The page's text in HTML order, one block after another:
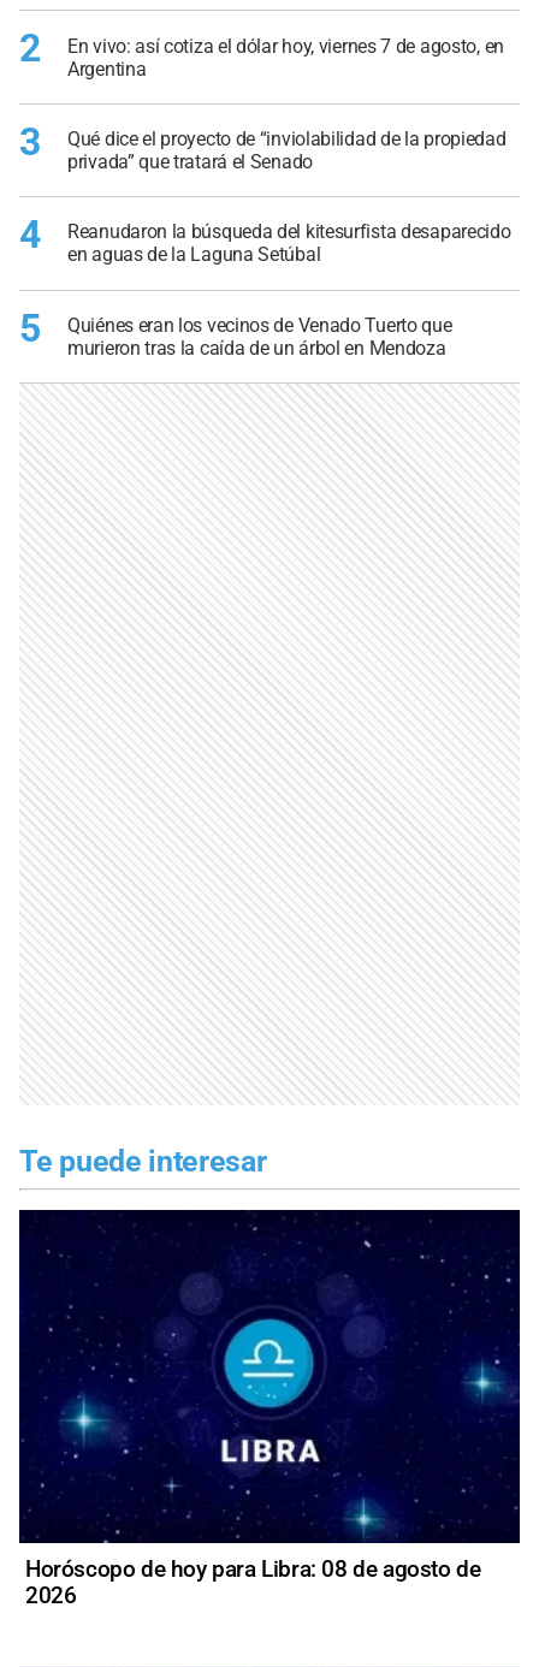
2
En vivo: así cotiza el dólar hoy, viernes 7 de agosto, en
Argentina
3
Qué dice el proyecto de “inviolabilidad de la propiedad
privada” que tratará el Senado
4
Reanudaron la búsqueda del kitesurfista desaparecido
en aguas de la Laguna Setúbal
5
Quiénes eran los vecinos de Venado Tuerto que
murieron tras la caída de un árbol en Mendoza
Te puede interesar
Horóscopo de hoy para Libra: 08 de agosto de
2026